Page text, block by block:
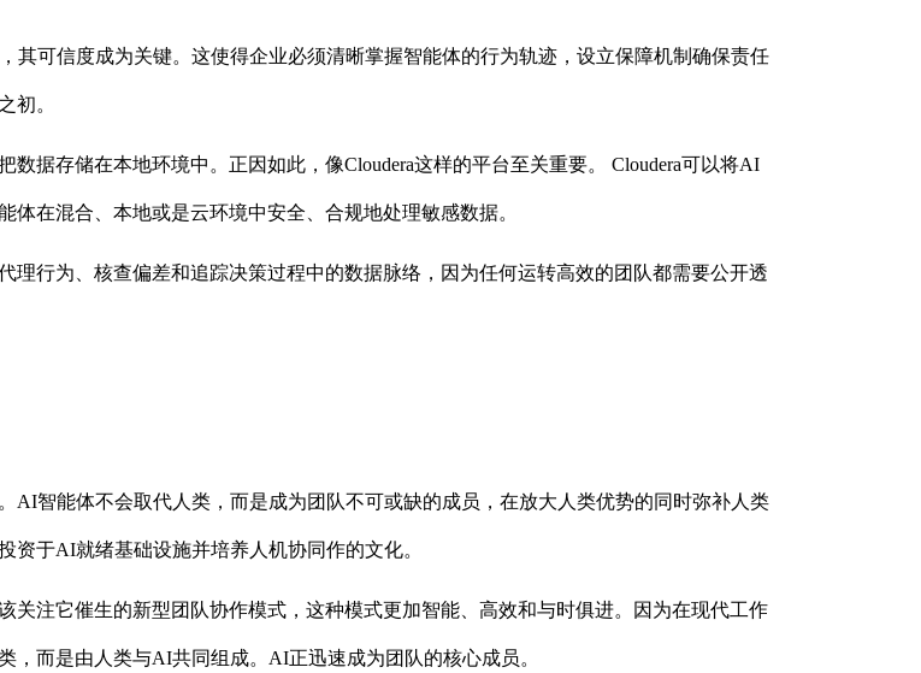
其可信度成为关键。这使得企业必须清晰掌握智能体的行为轨迹，设立保障机制确保责任
初。
数据存储在本地环境中。正因如此，像Cloudera这样的平台至关重要。 Cloudera可以将AI
体在混合、本地或是云环境中安全、合规地处理敏感数据。
理行为、核查偏差和追踪决策过程中的数据脉络，因为任何运转高效的团队都需要公开透
AI智能体不会取代人类，而是成为团队不可或缺的成员，在放大人类优势的同时弥补人类
资于AI就绪基础设施并培养人机协同作的文化。
关注它催生的新型团队协作模式，这种模式更加智能、高效和与时俱进。因为在现代工作
，而是由人类与AI共同组成。AI正迅速成为团队的核心成员。